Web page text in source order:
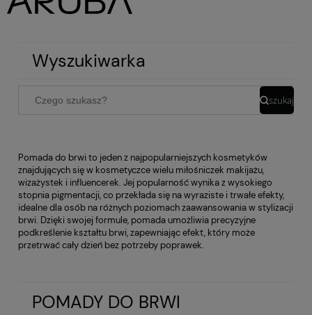
Wyszukiwarka
szukaj
Pomada do brwi to jeden z najpopularniejszych kosmetyków
znajdujących się w kosmetyczce wielu miłośniczek makijażu,
wizażystek i influencerek. Jej popularność wynika z wysokiego
stopnia pigmentacji, co przekłada się na wyraziste i trwałe efekty,
idealne dla osób na różnych poziomach zaawansowania w stylizacji
brwi. Dzięki swojej formule, pomada umożliwia precyzyjne
podkreślenie kształtu brwi, zapewniając efekt, który może
przetrwać cały dzień bez potrzeby poprawek.
POMADY DO BRWI